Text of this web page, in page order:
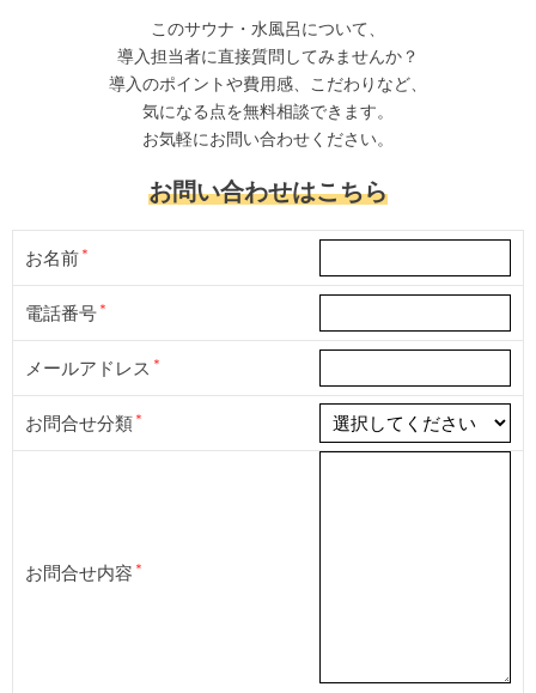
このサウナ・水風呂について、
導入担当者に直接質問してみませんか？
導入のポイントや費用感、こだわりなど、
気になる点を無料相談できます。
お気軽にお問い合わせください。
お問い合わせはこちら
お名前
電話番号
メールアドレス
お問合せ分類
お問合せ内容